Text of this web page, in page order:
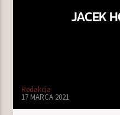
JACEK
Redakcja
17 MARCA 2021